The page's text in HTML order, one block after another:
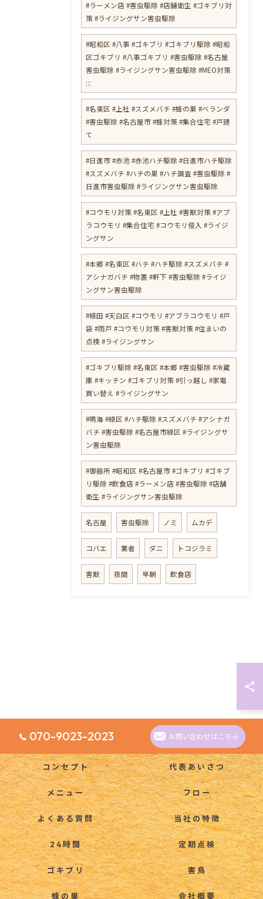
#ラーメン店 #害虫駆除 #店舗衛生 #ゴキブリ対
策 #ライジングサン害虫駆除
#昭和区 #八事 #ゴキブリ #ゴキブリ駆除 #昭和
区ゴキブリ #八事ゴキブリ #害虫駆除 #名古屋
害虫駆除 #ライジングサン害虫駆除 #MEO対策
:::
#名東区 #上社 #スズメバチ #蜂の巣 #ベランダ
#害虫駆除 #名古屋市 #蜂対策 #集合住宅 #戸建
て
#日進市 #赤池 #赤池ハチ駆除 #日進市ハチ駆除
#スズメバチ #ハチの巣 #ハチ調査 #害虫駆除 #
日進市害虫駆除 #ライジングサン害虫駆除
#コウモリ対策 #名東区 #上社 #害獣対策 #アブ
ラコウモリ #集合住宅 #コウモリ侵入 #ライジ
ングサン
#本郷 #名東区 #ハチ #ハチ駆除 #スズメバチ #
アシナガバチ #物置 #軒下 #害虫駆除 #ライジ
ングサン害虫駆除
#植田 #天白区 #コウモリ #アブラコウモリ #戸
袋 #雨戸 #コウモリ対策 #害獣対策 #住まいの
点検 #ライジングサン
#ゴキブリ駆除 #名東区 #本郷 #害虫駆除 #冷蔵
庫 #キッチン #ゴキブリ対策 #引っ越し #家電
買い替え #ライジングサン
#鳴海 #緑区 #ハチ駆除 #スズメバチ #アシナガ
バチ #害虫駆除 #名古屋市緑区 #ライジングサ
ン害虫駆除
#御器所 #昭和区 #名古屋市 #ゴキブリ #ゴキブ
リ駆除 #飲食店 #ラーメン店 #害虫駆除 #店舗
衛生 #ライジングサン害虫駆除
名古屋 害虫駆除 ノミ ムカデ
コバエ 業者 ダニ トコジラミ
害獣 夜間 早朝 飲食店
070-9023-2023 お問い合わせはこちら
コンセプト 代表あいさつ
メニュー フロー
よくある質問 当社の特徴
24時間 定期点検
ゴキブリ 害鳥
蜂の巣 会社概要